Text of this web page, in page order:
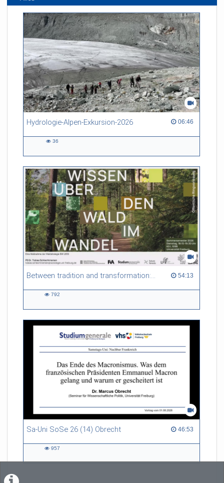
Hydrologie-Alpen-Exkursion-2026 06:46
06:46 duration
36
Between tradition and transformation: how owners, advisers and institutions co-create knowledge for resilient forests in Europe 54:13
54:13 duration
792
Sa-Uni SoSe 26 (14) Obrecht 46:53
46:53 duration
957